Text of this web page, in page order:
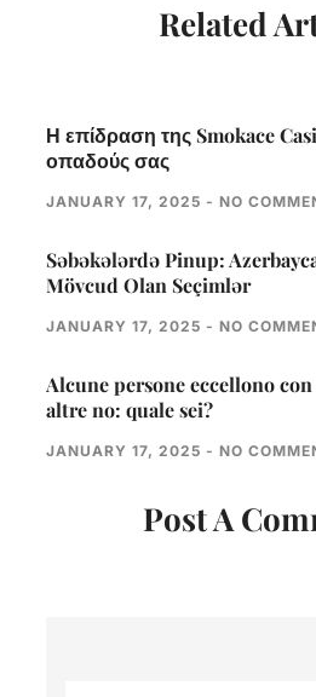
Related
Η επίδραση της Smokace
οπαδούς σας
JANUARY 17, 2025 NO
Səbəkələrdə Pinup:
Mövcud Olan Seçimlər
JANUARY 17, 2025 NO
Alcune persone eccellono
altre no: quale sei?
JANUARY 17, 2025 NO
Post A